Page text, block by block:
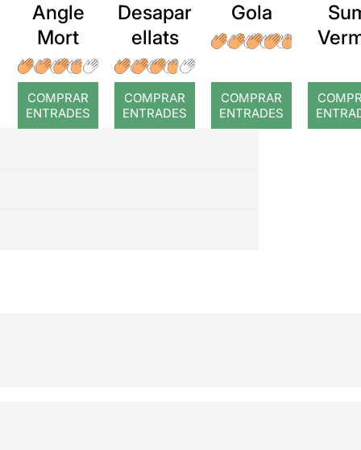
Angle
Mort
COMPRAR
ENTRADES
Desapar
ellats
COMPRAR
ENTRADES
Gola
COMPRAR
ENTRADES